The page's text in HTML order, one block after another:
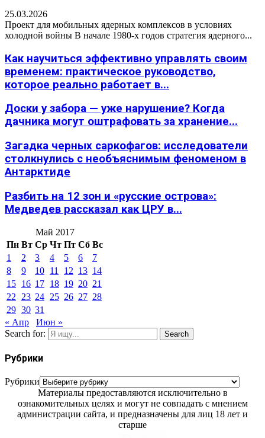
25.03.2026
Проект для мобильных ядерных комплексов в условиях
холодной войны В начале 1980-х годов стратегия ядерного...
Как научиться эффективно управлять своим
временем: практическое руководство,
которое реально работает в...
Доски у забора — уже нарушение? Когда
дачника могут оштрафовать за хранение...
Загадка черных саркофагов: исследователи
столкнулись с необъяснимым феноменом в
Антарктиде
Разбить на 12 зон и «русские острова»:
Медведев рассказал как ЦРУ в...
Май 2017
Пн Вт Ср Чт Пт Сб Вс
1
2 3 4 5 6
7
8
9 10 11 12 13 14
15 16 17 18 19 20 21
22
23 24 25 26 27 28
29 30 31
« Апр
Июн »
Search for:
Search
Рубрики
Рубрики
Материалы предоставляются исключительно в
ознакомительных целях и могут не совпадать с мнением
администрации сайта, и предназначены для лиц 18 лет и
старше